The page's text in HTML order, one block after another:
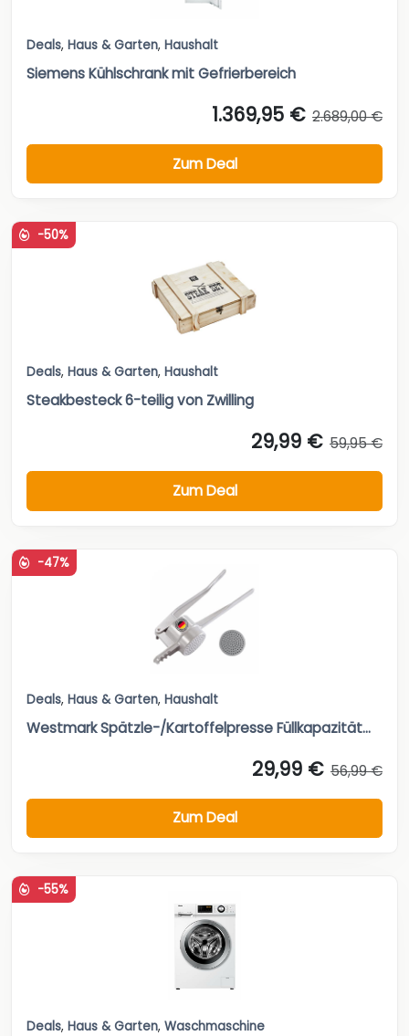
Deals, Haus & Garten, Haushalt
Siemens Kühlschrank mit Gefrierbereich
1.369,95 € 2.689,00 €
Zum Deal
-50%
Deals, Haus & Garten, Haushalt
Steakbesteck 6-teilig von Zwilling
29,99 € 59,95 €
Zum Deal
-47%
Deals, Haus & Garten, Haushalt
Westmark Spätzle-/Kartoffelpresse Füllkapazität...
29,99 € 56,99 €
Zum Deal
-55%
Deals, Haus & Garten, Waschmaschine